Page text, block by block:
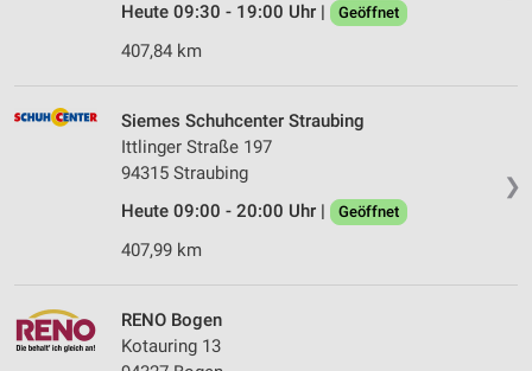
Heute 09:30 - 19:00 Uhr |
Geöffnet
407,84 km
❯
Siemes Schuhcenter Straubing
Ittlinger Straße 197
94315 Straubing
Heute 09:00 - 20:00 Uhr |
Geöffnet
407,99 km
RENO Bogen
Kotauring 13
Analyse von Zielgruppen durch Statistiken oder
Kombinationen von Daten aus verschiedenen
Entwicklung und Verbesserung der Angebote
Verwendung reduzierter Daten zur Auswahl von
Verwendung genauer Standortdaten
Geräte anhand von aktiv angeforderten
Informationen identifizieren